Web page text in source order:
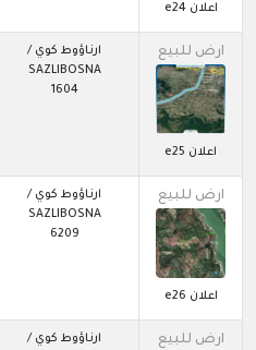
اعلان e24
ارض للبيع
اعلان e25
ارناؤوط كوي /
SAZLIBOSNA
1604
ارض للبيع
اعلان e26
ارناؤوط كوي /
SAZLIBOSNA
6209
ارض للبيع
ارناؤوط كوي /